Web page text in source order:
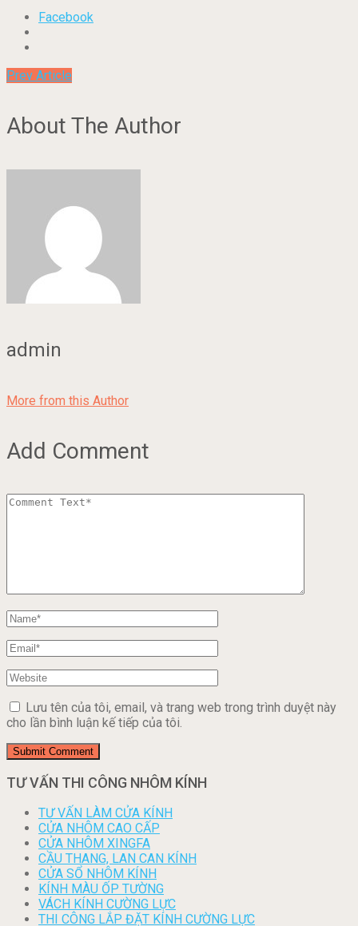
Facebook
Prev Article
About The Author
admin
More from this Author
Add Comment
Lưu tên của tôi, email, và trang web trong trình duyệt này
cho lần bình luận kế tiếp của tôi.
TƯ VẤN THI CÔNG NHÔM KÍNH
TƯ VẤN LÀM CỬA KÍNH
CỬA NHÔM CAO CẤP
CỬA NHÔM XINGFA
CẦU THANG, LAN CAN KÍNH
CỬA SỔ NHÔM KÍNH
KÍNH MÀU ỐP TƯỜNG
VÁCH KÍNH CƯỜNG LỰC
THI CÔNG LẮP ĐẶT KÍNH CƯỜNG LỰC